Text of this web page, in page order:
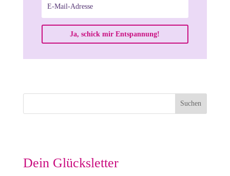
Ja, schick mir Entspannung!
Dein Glücksletter